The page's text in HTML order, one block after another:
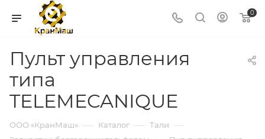
0
Пульт управления
типа
TELEMECANIQUE
ООО «КранМаш» — Каталог — Тали —